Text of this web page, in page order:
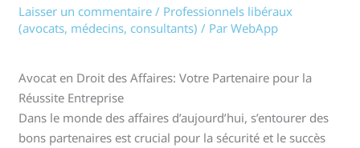
Laisser un commentaire / Professionnels libéraux
(avocats, médecins, consultants) / ParWebApp
Avocat en Droit des Affaires: Votre Partenaire pour la
Réussite Entreprise
Dans le monde des affaires d’aujourd’hui, s’entourer des
bons partenaires est crucial pour la sécurité et le succès